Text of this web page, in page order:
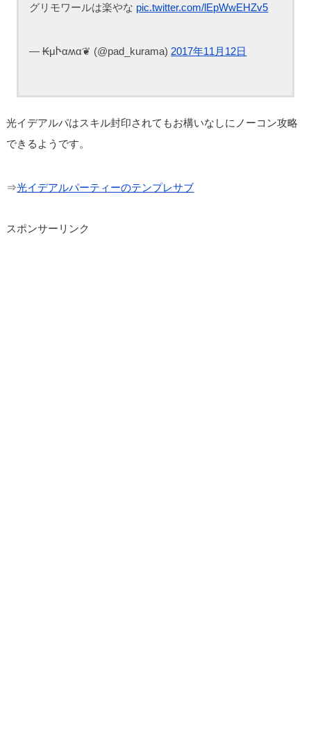
グリモワールは楽やな pic.twitter.com/lEpWwEHZv5
— ₭μჁαʍα❦ (@pad_kurama) 2017年11月12日
光イデアルパはスキル封印されてもお構いなしにノーコン攻略
できるようです。
⇒光イデアルパーティーのテンプレサブ
スポンサーリンク